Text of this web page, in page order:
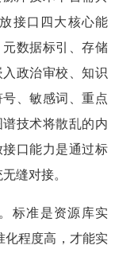
接口四大核心能
数据标引、存储
政治审校、知识
、敏感词、重点
技术将散乱的内
口能力是通过标
缝对接。
标准是资源库实
化程度高，才能实